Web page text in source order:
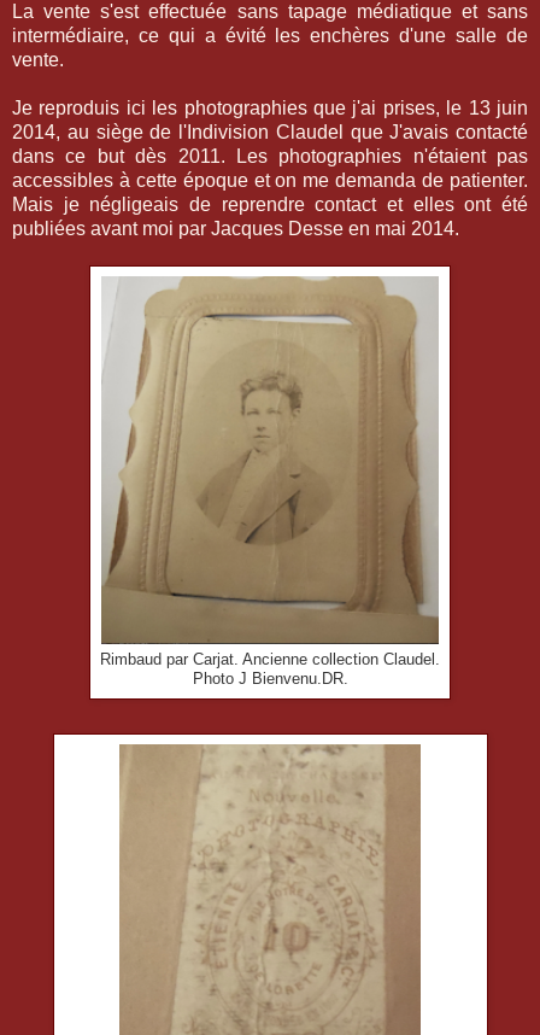
La vente s'est effectuée sans tapage médiatique et sans
intermédiaire, ce qui a évité les enchères d'une salle de
vente.
Je reproduis ici les photographies que j'ai prises, le 13 juin
2014, au siège de l'Indivision Claudel que J'avais contacté
dans ce but dès 2011. Les photographies n'étaient pas
accessibles à cette époque et on me demanda de patienter.
Mais je négligeais de reprendre contact et elles ont été
publiées avant moi par Jacques Desse en mai 2014.
Rimbaud par Carjat. Ancienne collection Claudel.
Photo J Bienvenu.DR.